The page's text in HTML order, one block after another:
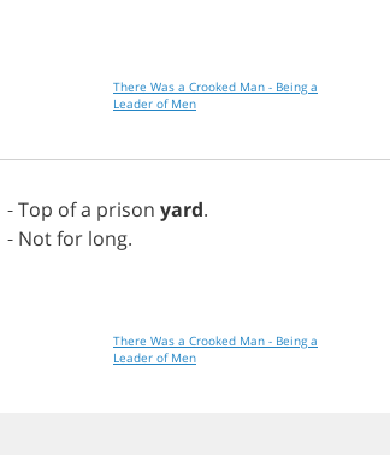
There Was a Crooked Man - Being a
Leader of Men
-Top ofa prison yard.
- Notfor long.
There Was a Crooked Man - Being a
Leader of Men